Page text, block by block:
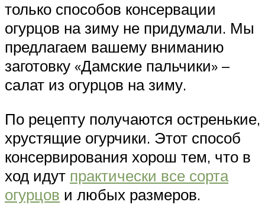
только способов консервации
огурцов на зиму не придумали. Мы
предлагаем вашему вниманию
заготовку «Дамские пальчики» –
салат из огурцов на зиму.
По рецепту получаются остренькие,
хрустящие огурчики. Этот способ
консервирования хорош тем, что в
ход идут практически все сорта
огурцов и любых размеров.